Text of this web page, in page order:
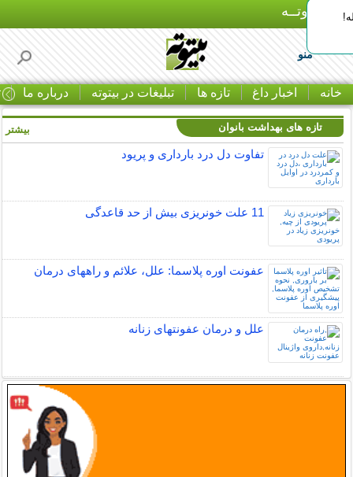
بـیتوتــه
منو
خانه اخبار داغ تازه ها تبلیغات در بیتوته درباره ما
تازه های بهداشت بانوان
تفاوت دل درد بارداری و پریود
11 علت خونریزی بیش از حد قاعدگی
عفونت اوره پلاسما: علل، علائم و راههای درمان
علل و درمان عفونتهای زنانه
بیشتر